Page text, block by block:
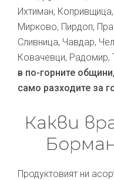
Ихтиман,
Мирково, Пирдоп,
Сливница, Чавдар,
Ковачевци, Радомир,
в по-горните
само разходите за
Какви
Продуктовият ни